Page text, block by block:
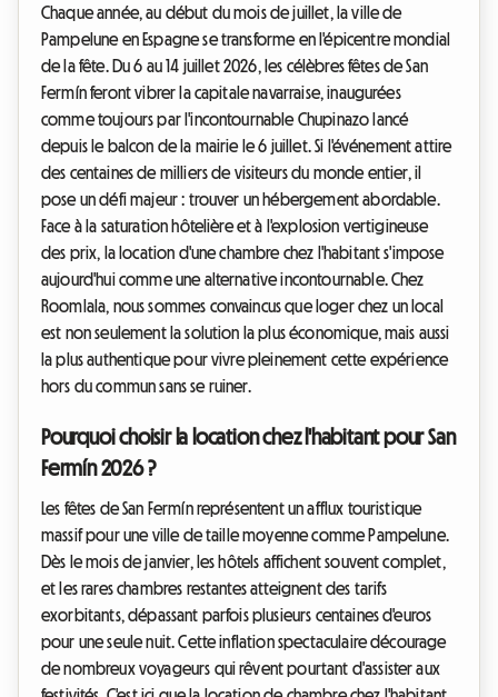
Chaque année, au début du mois de juillet, la ville de
Pampelune en Espagne se transforme en l'épicentre mondial
de la fête. Du 6 au 14 juillet 2026, les célèbres fêtes de San
Fermín feront vibrer la capitale navarraise, inaugurées
comme toujours par l'incontournable Chupinazo lancé
depuis le balcon de la mairie le 6 juillet. Si l'événement attire
des centaines de milliers de visiteurs du monde entier, il
pose un défi majeur : trouver un hébergement abordable.
Face à la saturation hôtelière et à l'explosion vertigineuse
des prix, la location d'une chambre chez l'habitant s'impose
aujourd'hui comme une alternative incontournable. Chez
Roomlala, nous sommes convaincus que loger chez un local
est non seulement la solution la plus économique, mais aussi
la plus authentique pour vivre pleinement cette expérience
hors du commun sans se ruiner.
Pourquoi choisir la location chez l'habitant pour San
Fermín 2026 ?
Les fêtes de San Fermín représentent un afflux touristique
massif pour une ville de taille moyenne comme Pampelune.
Dès le mois de janvier, les hôtels affichent souvent complet,
et les rares chambres restantes atteignent des tarifs
exorbitants, dépassant parfois plusieurs centaines d'euros
pour une seule nuit. Cette inflation spectaculaire décourage
de nombreux voyageurs qui rêvent pourtant d'assister aux